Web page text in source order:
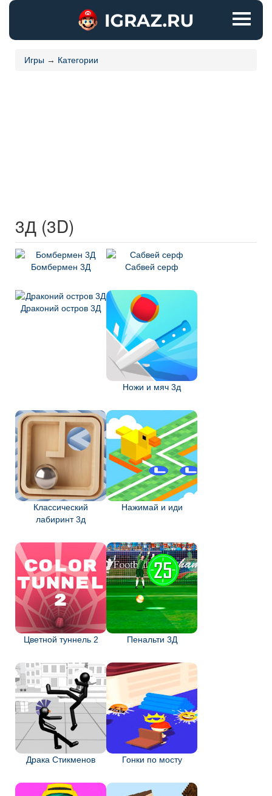
Игры → Категории
3Д (3D)
Бомбермен 3Д Сабвей серф
Драконий остров 3Д
Ножи и мяч 3д
Классический
лабиринт 3д
Нажимай и иди
Цветной туннель 2 Пенальти 3Д
Драка Стикменов Гонки по мосту